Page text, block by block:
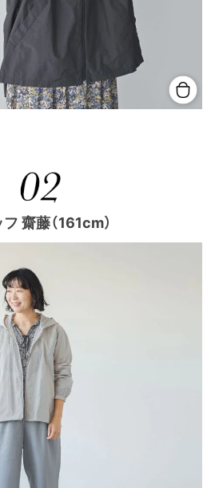
齋藤（161cm）